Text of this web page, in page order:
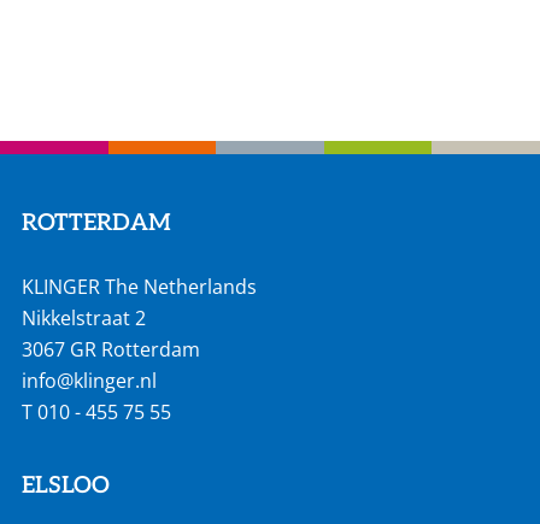
ROTTERDAM
KLINGER The Netherlands
Nikkelstraat 2
3067 GR Rotterdam
info@klinger.nl
T010 - 455 75 55
ELSLOO